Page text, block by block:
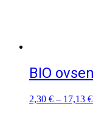
BIO
2,30 € – 17,13 €